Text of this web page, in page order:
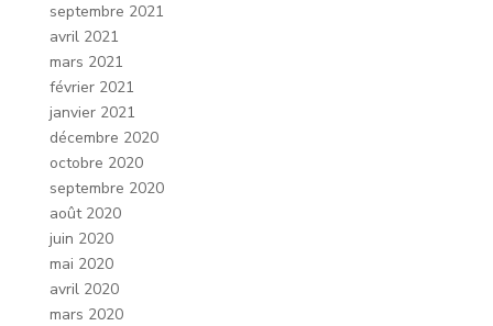
septembre 2021
avril 2021
mars 2021
février 2021
janvier 2021
décembre 2020
octobre 2020
septembre 2020
août 2020
juin 2020
mai 2020
avril 2020
mars 2020